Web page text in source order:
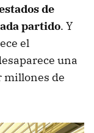
de
partido. Y
el
una
millones de